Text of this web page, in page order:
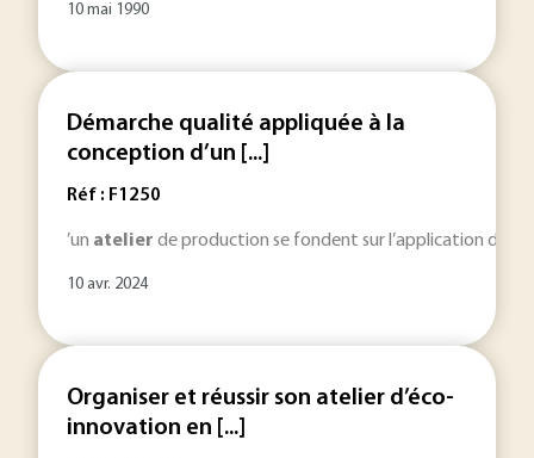
10 mai 1990
Démarche qualité appliquée à la
conception d’un [...]
Réf : F1250
’un atelier de production se fondent sur l’application du
10 avr. 2024
Organiser et réussir son atelier d’éco-
innovation en [...]